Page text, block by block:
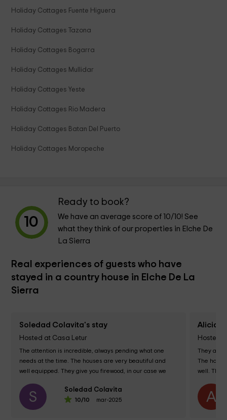
Holiday Cottages Fuente Higuera
Holiday Cottages Tazona
Holiday Cottages Bogarra
Holiday Cottages Mullidar
Holiday Cottages Yeste
Holiday Cottages Rio Madera
Holiday Cottages Batan Del Puerto
Holiday Cottages Moropeche
10
Ready to book?
We have an average score of 10/10! See
what they think of our properties in Elche De
La Sierra
Real experiences of guests who have
stayed in a country house in Elche De La
Sierra
Soledad Colavita's stay
Hosted at Casa Letur
The attention is incredible, always pending what one
needs at the time. The houses are very beautiful and
well equipped. They give you firewood, in our case we
S Soledad Colavita
10/10 mar-2025
Alicia
Hosted
They are
The
well. The
A